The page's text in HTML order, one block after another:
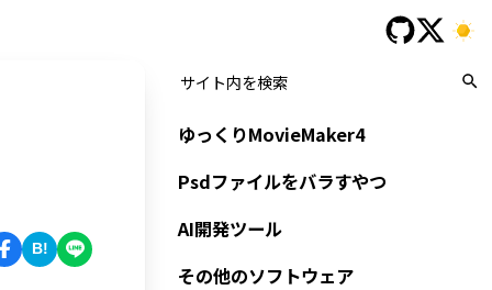
B!
ゆっくりMovieMaker4
Psdファイルをバラすやつ
AI開発ツール
その他のソフトウェア